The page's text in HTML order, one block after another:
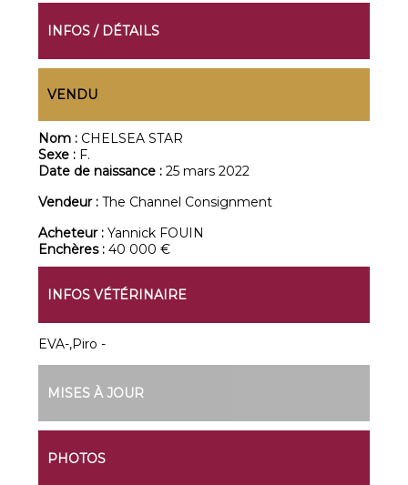
INFOS / DÉTAILS
VENDU
Nom : CHELSEA STAR
Sexe : F.
Date de naissance :25 mars 2022
Vendeur :The Channel Consignment
Acheteur :Yannick FOUIN
Enchères :40 000 €
INFOS VÉTÉRINAIRE
EVA-,Piro -
MISES À JOUR
PHOTOS